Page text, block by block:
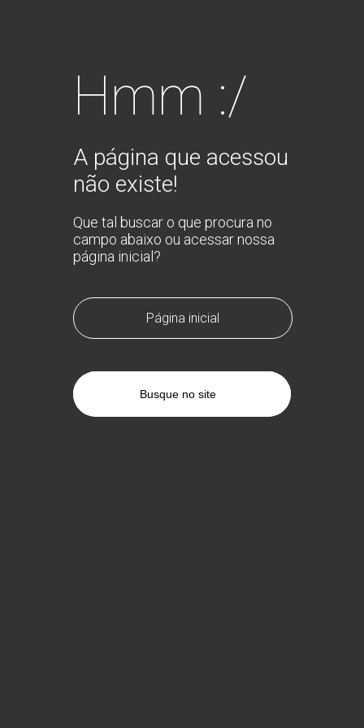
Hmm :/
A página que acessou
não existe!
Que tal buscar o que procura no
campo abaixo ou acessar nossa
página inicial?
Página inicial